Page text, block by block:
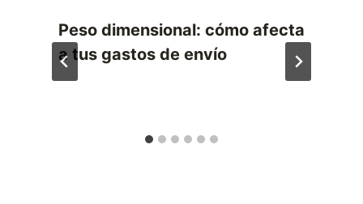
Peso dimensional: cómo afecta
a tus gastos de envío